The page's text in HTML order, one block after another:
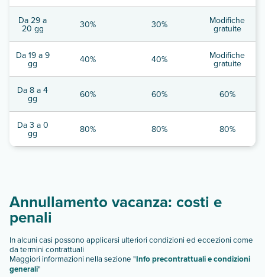
Da 29 a
20 gg 30% 30% Modifiche
gratuite
Da 19 a 9
gg 40% 40% Modifiche
gratuite
Da 8 a 4
gg 60% 60% 60%
Da 3 a 0
gg 80% 80% 80%
Annullamento vacanza: costi e
penali
In alcuni casi possono applicarsi ulteriori condizioni ed eccezioni come
da termini contrattuali
Maggiori informazioni nella sezione "Info precontrattuali e condizioni
generali"